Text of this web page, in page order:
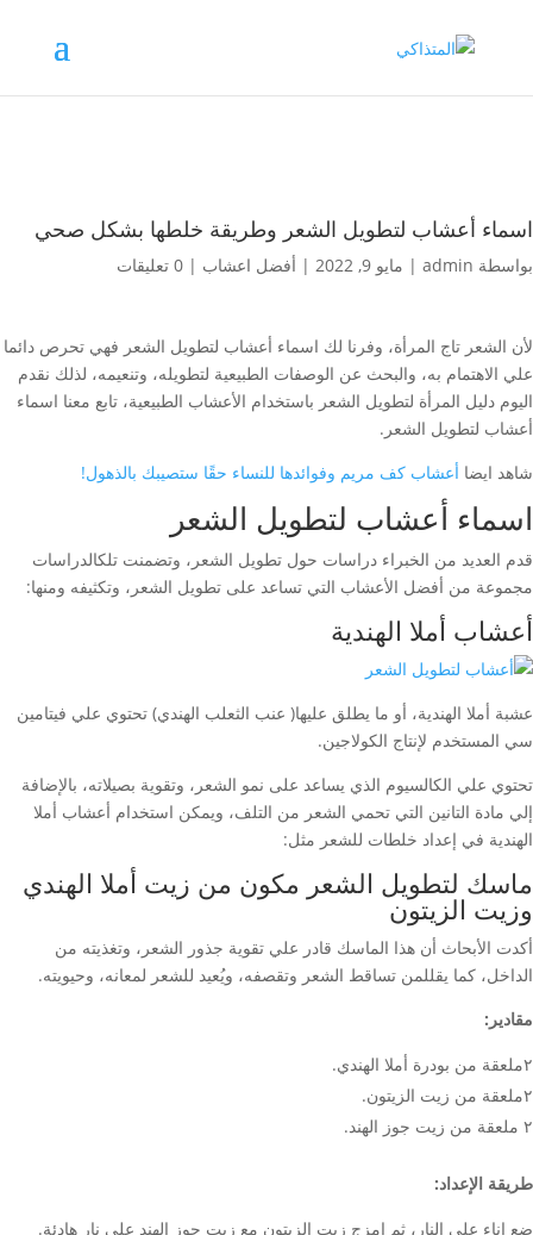
اسماء أعشاب لتطويل الشعر وطريقة خلطها بشكل صحي
بواسطة admin
| مايو 9, 2022 | أفضل اعشاب | 0 تعليقات
لأن الشعر تاج المرأة، وفرنا لك اسماء أعشاب لتطويل الشعر فهي تحرص دائما
علي الاهتمام به، والبحث عن الوصفات الطبيعية لتطويله، وتنعيمه، لذلك نقدم
اليوم دليل المرأة لتطويل الشعر باستخدام الأعشاب الطبيعية، تابع معنا اسماء
أعشاب لتطويل الشعر.
شاهد ايضا أعشاب كف مريم وفوائدها للنساء حقًا ستصيبك بالذهول!
اسماء أعشاب لتطويل الشعر
قدم العديد من الخبراء دراسات حول تطويل الشعر، وتضمنت تلكالدراسات
مجموعة من أفضل الأعشاب التي تساعد على تطويل الشعر، وتكثيفه ومنها:
أعشاب أملا الهندية
عشبة أملا الهندية، أو ما يطلق عليها( عنب الثعلب الهندي) تحتوي علي فيتامين
سي المستخدم لإنتاج الكولاجين.
تحتوي علي الكالسيوم الذي يساعد على نمو الشعر، وتقوية بصيلاته، بالإضافة
إلي مادة التانين التي تحمي الشعر من التلف، ويمكن استخدام أعشاب أملا
الهندية في إعداد خلطات للشعر مثل:
ماسك لتطويل الشعر مكون من زيت أملا الهندي
وزيت الزيتون
أكدت الأبحاث أن هذا الماسك قادر علي تقوية جذور الشعر، وتغذيته من
الداخل، كما يقللمن تساقط الشعر وتقصفه، ويُعيد للشعر لمعانه، وحيويته.
مقادير:
٢ملعقة من بودرة أملا الهندي.
٢ملعقة من زيت الزيتون.
٢ ملعقة من زيت جوز الهند.
طريقة الإعداد:
ضع إناء علي النار، ثم امزج زيت الزيتون مع زيت جوز الهند علي نار هادئة.